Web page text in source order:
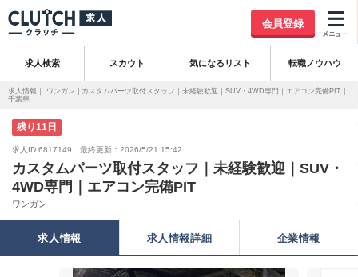
会員登録
求人検索 スカウト 気になるリスト 転職ノウハウ
求人情報｜ ワンガン | カスタムパーツ取付スタッフ｜未経験歓迎｜SUV・4WD専門｜エアコン完備PIT |
千葉県
残り11日
求人ID.6817149 最終更新：2026/5/21 15:42
カスタムパーツ取付スタッフ｜未経験歓迎｜SUV・
4WD専門｜エアコン完備PIT
ワンガン
求人情報 求人情報詳細 企業情報